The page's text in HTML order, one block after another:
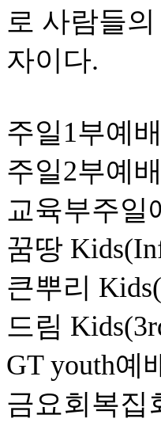
로 사람들
자이다.
주일1부예
주일2부예
교육부주일
꿈땅
큰뿌리
드림
GT youth예
금요회복집